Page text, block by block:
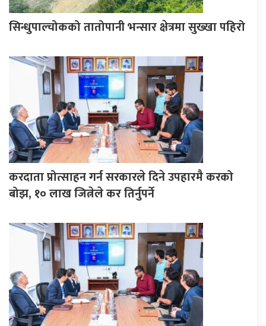
सिन्धुपाल्चोकको तातोपानी भन्सार क्षेत्रमा सुख्खा पहिरो
करदाता प्रोत्साहन गर्न सरकारले दिने उपहारमै करको
बोझ, १० लाख जित्नेले कर तिर्नुपर्ने